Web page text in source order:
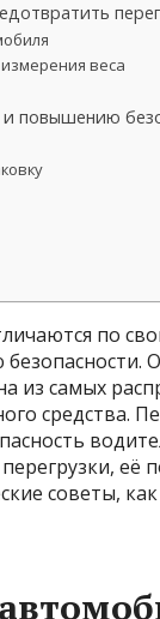
веса
и повышению
по
из самых
средства.
её
советы,